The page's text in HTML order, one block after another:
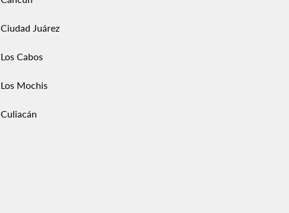
Ciudad Juárez
Los Cabos
Los Mochis
Culiacán